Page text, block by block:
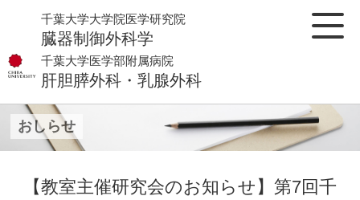
千葉大学大学院医学研究院
臓器制御外科学
千葉大学医学部附属病院
肝胆膵外科・乳腺外科
おしらせ
【教室主催研究会のお知らせ】第7回千